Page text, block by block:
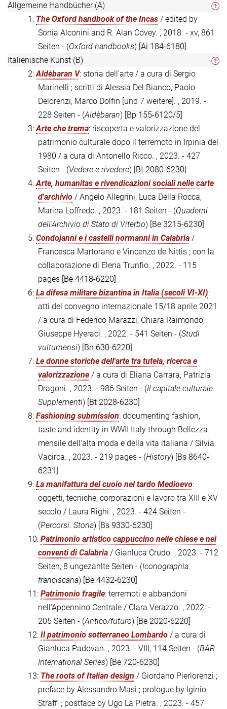
Allgemeine Handbücher (A)
1: The Oxford handbook of the Incas / edited by
Sonia Alconini and R. Alan Covey. , 2018. - xv, 861
Seiten - (Oxford handbooks) [Ai 184-6180]
Italienische Kunst (B)
2:Aldèbaran V: storia dell'arte / a cura di Sergio
Marinelli ; scritti di Alessia Del Bianco, Paolo
Delorenzi, Marco Dolfin [und 7 weitere]. , 2019. -
228 Seiten - (Aldèbaran) [Bp 155-6120/5]
3:Arte che trema: riscoperta e valorizzazione del
patrimonio culturale dopo il terremoto in Irpinia del
1980 / a cura di Antonello Ricco. , 2023. - 427
Seiten - (Vedere e rivedere) [Bt 2080-6230]
4:Arte, humanitas e rivendicazioni sociali nelle carte
d'archivio / Angelo Allegrini, Luca Della Rocca,
Marina Loffredo. , 2023. - 181 Seiten - (Quaderni
dell'Archivio di Stato di Viterbo) [Be 3215-6230]
5: Condojanni e i castelli normanni in Calabria /
Francesca Martorano e Vincenzo de Nittis ; con la
collaborazione di Elena Trunfio. , 2022. - 115
pages [Be 4418-6220]
6: La difesa militare bizantina in Italia (secoli VI-XI):
atti del convegno internazionale 15/18 aprile 2021
/ a cura di Federico Marazzi, Chiara Raimondo,
Giuseppe Hyeraci. , 2022. - 541 Seiten - (Studi
vulturnensi) [Bn 630-6220]
7: Le donne storiche dell'arte tra tutela, ricerca e
valorizzazione / a cura di Eliana Carrara, Patrizia
Dragoni. , 2023. - 986 Seiten - (Il capitale culturale.
Supplementi) [Bt 2028-6230]
8: Fashioning submission: documenting fashion,
taste and identity in WWII Italy through Bellezza
mensile dell'alta moda e della vita italiana / Silvia
Vacirca. , 2023. - 219 pages - (History) [Bs 8640-
6231]
9: La manifattura del cuoio nel tardo Medioevo:
oggetti, tecniche, corporazioni e lavoro tra XIII e XV
secolo / Laura Righi. , 2023. - 424 Seiten -
(Percorsi. Storia) [Bs 9330-6230]
10: Patrimonio artistico cappuccino nelle chiese e nei
conventi di Calabria / Gianluca Crudo. , 2023. - 712
Seiten, 8 ungezählte Seiten - (Iconographia
franciscana) [Be 4432-6230]
11: Patrimonio fragile: terremoti e abbandoni
nell'Appennino Centrale / Clara Verazzo. , 2022. -
205 Seiten - (Antico/futuro) [Be 2020-6220]
12: Il patrimonio sotterraneo Lombardo / a cura di
Gianluca Padovan. , 2023. - VIII, 114 Seiten - (BAR
International Series) [Be 720-6230]
13: The roots of Italian design / Giordano Pierlorenzi ;
preface by Alessandro Masi ; prologue by Iginio
Straffi ; postface by Ugo La Pietra. , 2023. - 457